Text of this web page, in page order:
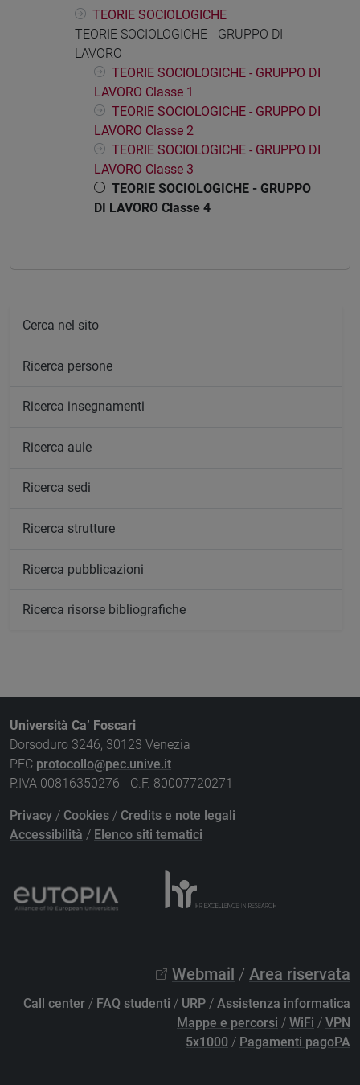
TEORIE SOCIOLOGICHE
TEORIE SOCIOLOGICHE - GRUPPO DI
LAVORO
TEORIE SOCIOLOGICHE - GRUPPO DI
LAVORO Classe 1
TEORIE SOCIOLOGICHE - GRUPPO DI
LAVORO Classe 2
TEORIE SOCIOLOGICHE - GRUPPO DI
LAVORO Classe 3
TEORIE SOCIOLOGICHE - GRUPPO
DI LAVORO Classe 4
Cerca nel sito
Ricerca persone
Ricerca insegnamenti
Ricerca aule
Ricerca sedi
Ricerca strutture
Ricerca pubblicazioni
Ricerca risorse bibliografiche
Università Ca’ Foscari
Dorsoduro 3246, 30123 Venezia
PEC protocollo@pec.unive.it
P.IVA 00816350276 - C.F. 80007720271
Privacy / Cookies / Credits e note legali
Accessibilità / Elenco siti tematici
Webmail / Area riservata
Call center / FAQ studenti / URP / Assistenza informatica
Mappe e percorsi / WiFi / VPN
5x1000 / Pagamenti pagoPA